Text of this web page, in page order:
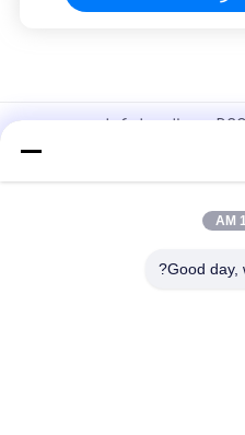
، المحمولة تحميل منحدر قفص
Good day,